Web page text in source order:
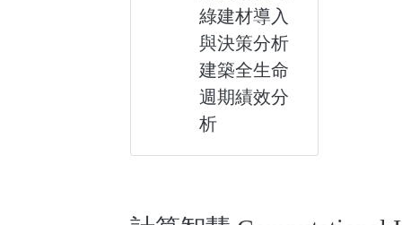
綠建材導入
與決策分析
建築全生命
週期績效分
析